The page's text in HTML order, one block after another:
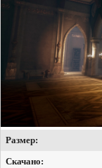
Размер:
Скачано: